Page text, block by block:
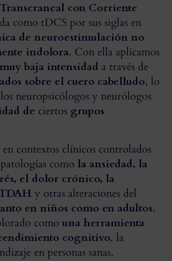
con Corriente
como tDCS por sus siglas en
de neuroestimulación no
indolora. Con ella aplicamos
muy baja intensidad a través de
sobre el cuero cabelludo, lo
neuropsicólogos y neurólogos
de ciertos grupos
contextos clínicos controlados
como la ansiedad, la
el dolor crónico, la
y otras alteraciones del
en niños como en adultos.
como una herramienta
cognitivo, la
en personas sanas.